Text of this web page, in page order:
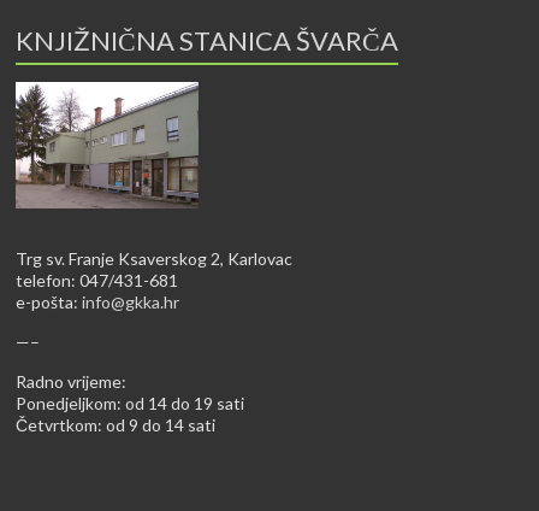
KNJIŽNIČNA STANICA ŠVARČA
Trg sv. Franje Ksaverskog 2, Karlovac
telefon: 047/431-681
e-pošta:info@gkka.hr
—–
Radno vrijeme:
Ponedjeljkom: od 14 do 19 sati
Četvrtkom: od 9 do 14 sati